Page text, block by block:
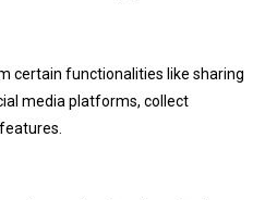
certain functionalities like sharing
media platforms, collect